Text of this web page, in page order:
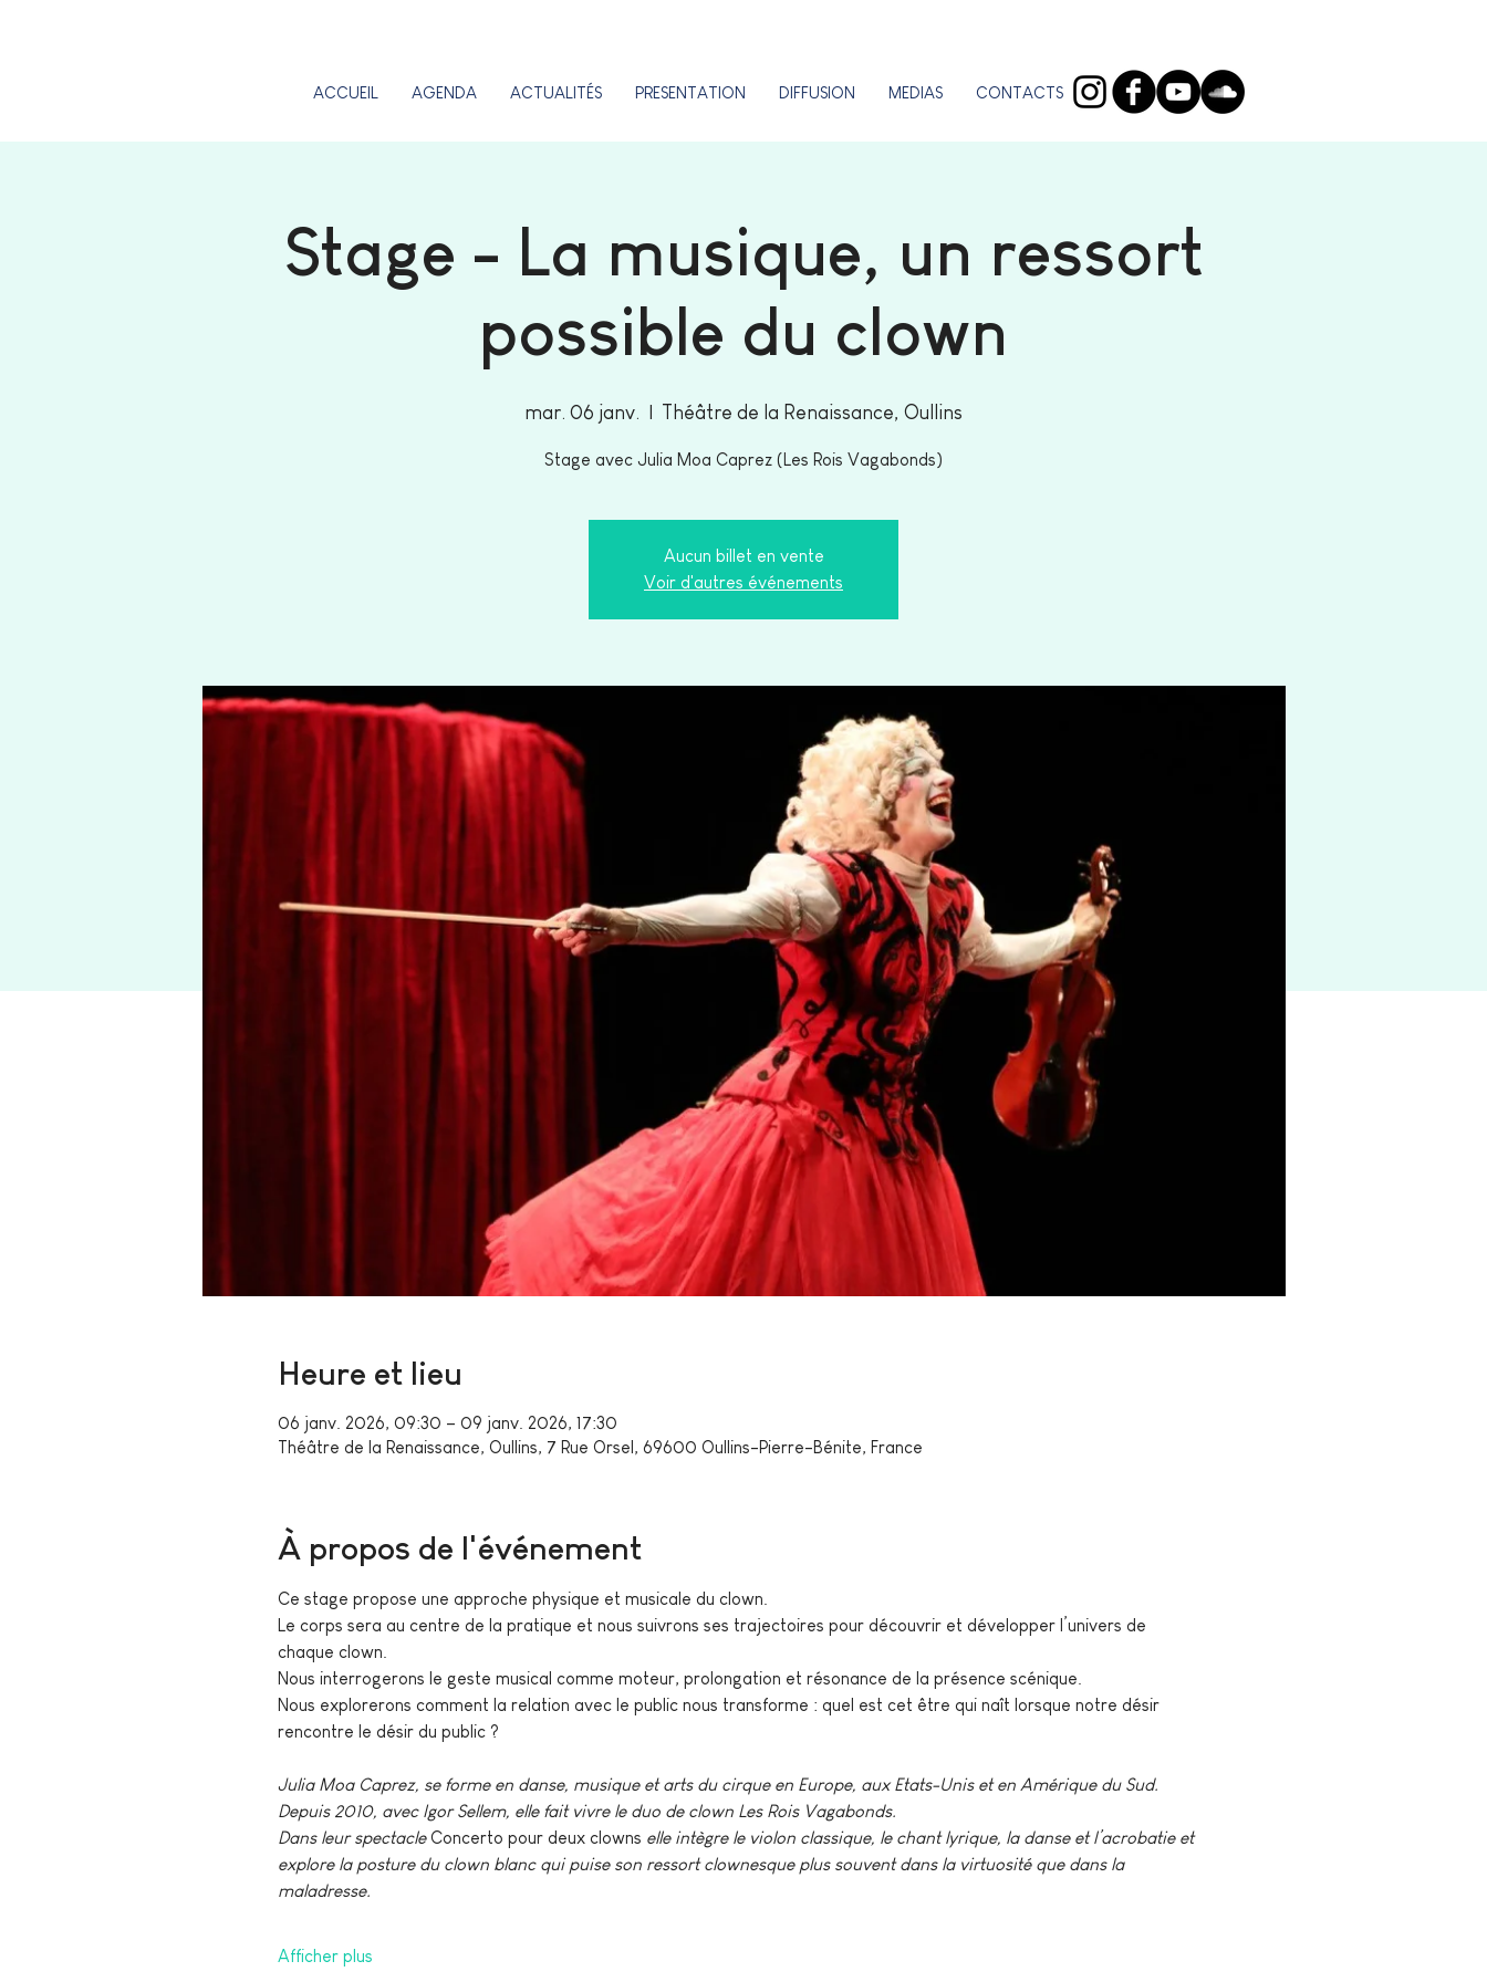
ACCUEIL AGENDA ACTUALITÉS PRESENTATION DIFFUSION MEDIAS CONTACTS
Stage - La musique, un ressort
possible du clown
mar. 06 janv. Théâtre de la Renaissance, Oullins
Stage avec Julia Moa Caprez (Les Rois Vagabonds)
Aucun billet en vente
Voir d'autres événements
Heure et lieu
06 janv. 2026, 09:30 – 09 janv. 2026, 17:30
Théâtre de la Renaissance, Oullins, 7 Rue Orsel, 69600 Oullins-Pierre-Bénite, France
À propos de l'événement
Ce stage propose une approche physique et musicale du clown.
Le corps sera au centre de la pratique et nous suivrons ses trajectoires pour découvrir et développer l’univers de
chaque clown.
Nous interrogerons le geste musical comme moteur, prolongation et résonance de la présence scénique.
Nous explorerons comment la relation avec le public nous transforme : quel est cet être qui naît lorsque notre désir
rencontre le désir du public ?
Julia Moa Caprez, se forme en danse, musique et arts du cirque en Europe, aux Etats-Unis et en Amérique du Sud.
Depuis 2010, avec Igor Sellem, elle fait vivre le duo de clown Les Rois Vagabonds.
Dans leur spectacle Concerto pour deux clowns elle intègre le violon classique, le chant lyrique, la danse et l’acrobatie et
explore la posture du clown blanc qui puise son ressort clownesque plus souvent dans la virtuosité que dans la
maladresse.
Afficher plus